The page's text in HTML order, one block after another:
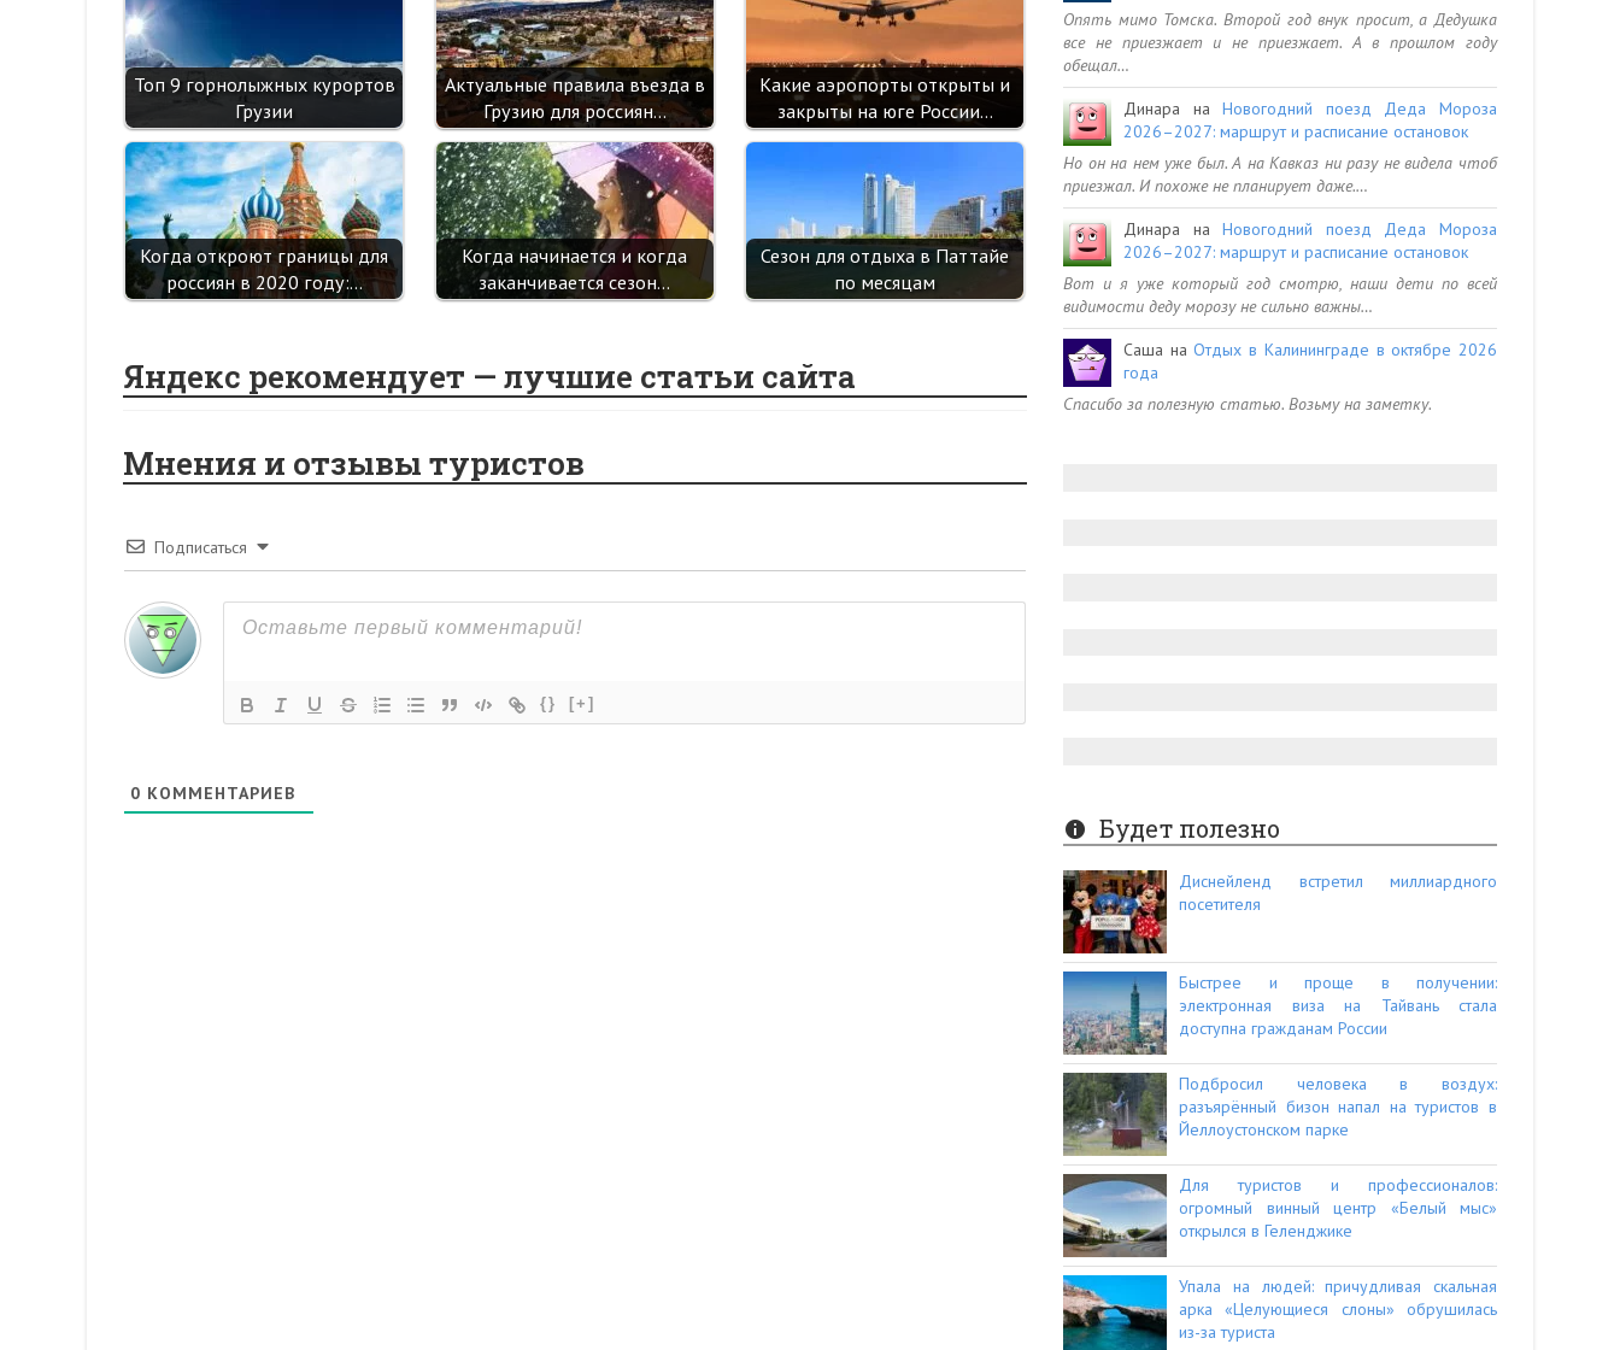
Топ 9 горнолыжных курортов
Грузии
Актуальные правила въезда в
Грузию для россиян…
Какие аэропорты открыты и
закрыты на юге России…
Когда откроют границы для
россиян в 2020 году:…
Когда начинается и когда
заканчивается сезон…
Сезон для отдыха в Паттайе
по месяцам
Яндекс рекомендует — лучшие статьи сайта
Мнения и отзывы туристов
Подписаться
{} [+]
0 КОММЕНТАРИЕВ
Опять мимо Томска. Второй год внук просит, а Дедушка
все не приезжает и не приезжает. А в прошлом году
обещал…
Динара наНовогодний поезд Деда Мороза
2026–2027: маршрут и расписание остановок
Но он на нем уже был. А на Кавказ ни разу не видела чтоб
приезжал. И похоже не планирует даже.…
Динара наНовогодний поезд Деда Мороза
2026–2027: маршрут и расписание остановок
Вот и я уже который год смотрю, наши дети по всей
видимости деду морозу не сильно важны…
Саша наОтдых в Калининграде в октябре 2026
года
Спасибо за полезную статью. Возьму на заметку.
Будет полезно
Диснейленд встретил миллиардного
посетителя
Быстрее и проще в получении:
электронная виза на Тайвань стала
доступна гражданам России
Подбросил человека в воздух:
разъярённый бизон напал на туристов в
Йеллоустонском парке
Для туристов и профессионалов:
огромный винный центр «Белый мыс»
открылся в Геленджике
Упала на людей: причудливая скальная
арка «Целующиеся слоны» обрушилась
из-за туриста